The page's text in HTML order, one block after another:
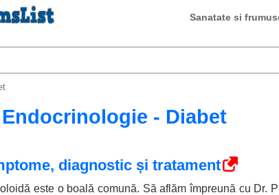
Sanatate si
Endocrinologie - Diabet
diagnostic și tratament
este o boală comună. Să aflăm împreună cu Dr.